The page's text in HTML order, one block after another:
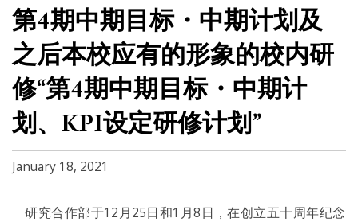
第4期中期目标・中期计划及
之后本校应有的形象的校内研
修“第4期中期目标・中期计
划、KPI设定研修计划”
January 18, 2021
研究合作部于12月25日和1月8日，在创立五十周年纪念